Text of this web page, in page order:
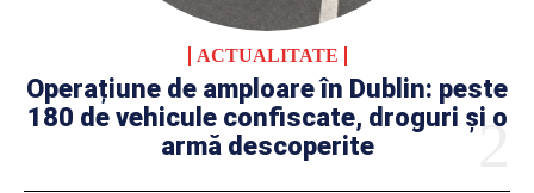
ACTUALITATE
Operațiune de amploare în Dublin: peste
180 de vehicule confiscate, droguri și o
armă descoperite